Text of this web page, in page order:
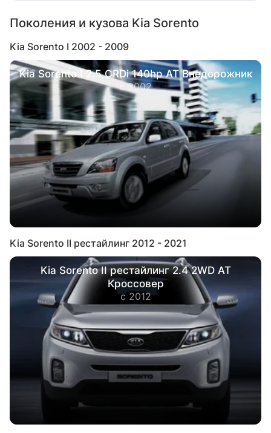
Поколения и кузова Kia Sorento
Kia Sorento I 2002 - 2009
Kia Sorento I 2.5 CRDi 140hp AT Внедорожник
с 2002
Kia Sorento II рестайлинг 2012 - 2021
Kia Sorento II рестайлинг 2.4 2WD AT
Кроссовер
с 2012